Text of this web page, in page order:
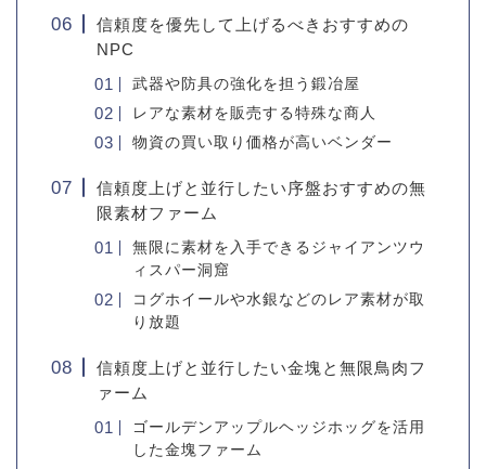
信頼度を優先して上げるべきおすすめの
NPC
武器や防具の強化を担う鍛冶屋
レアな素材を販売する特殊な商人
物資の買い取り価格が高いベンダー
信頼度上げと並行したい序盤おすすめの無
限素材ファーム
無限に素材を入手できるジャイアンツウ
ィスパー洞窟
コグホイールや水銀などのレア素材が取
り放題
信頼度上げと並行したい金塊と無限鳥肉フ
ァーム
ゴールデンアップルヘッジホッグを活用
した金塊ファーム